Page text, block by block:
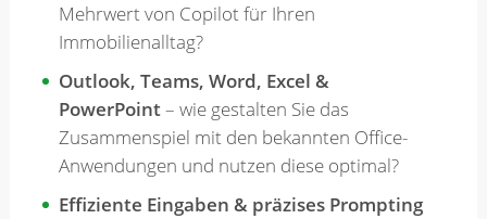
Mehrwert von Copilot für Ihren
Immobilienalltag?
Outlook, Teams, Word, Excel &
PowerPoint– wie gestalten Sie das
Zusammenspiel mit den bekannten Office-
Anwendungen und nutzen diese optimal?
Effiziente Eingaben & präzises Prompting